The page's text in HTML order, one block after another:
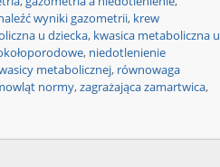
wyniki gazometrii, krew
u dziecka, kwasica metaboliczna u
, niedotlenienie
metabolicznej, równowaga
normy,zagrażająca zamartwica,